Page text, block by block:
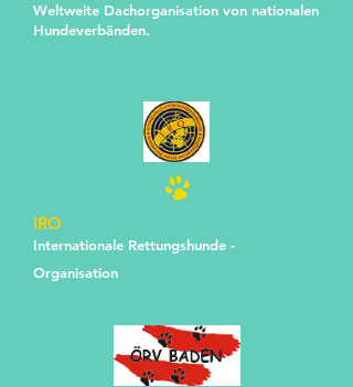
Weltweite Dachorganisation von nationalen
Hundeverbänden.
IRO
Internationale Rettungshunde -
Organisation